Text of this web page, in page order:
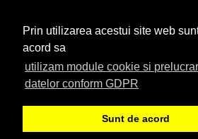
Prin utilizarea acestui site web
acord sa
utilizam module cookie si
datelor conform GDPR
Sunt de acord